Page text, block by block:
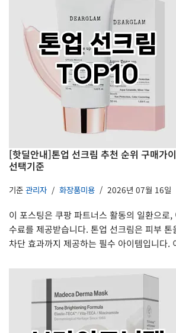
[핫딜안내]톤업 선크림 추천 순위 구매가
선택기준
기준 관리자 화장품미용 2026년 07월 16일
이 포스팅은 쿠팡 파트너스 활동의 일환으로
수료를 제공받습니다. 톤업 선크림은 피부 톤
차단 효과까지 제공하는 필수 아이템입니다